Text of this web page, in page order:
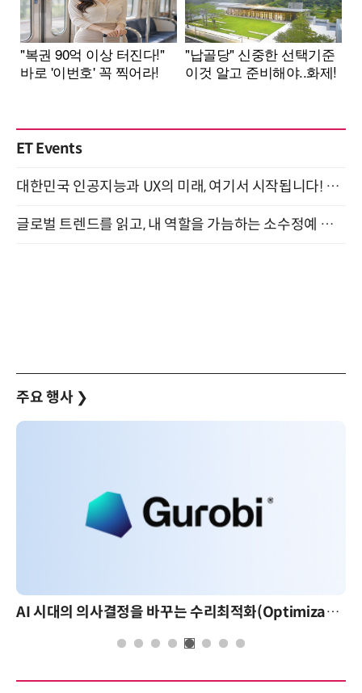
ET Events
대한민국 인공지능과 UX의 미래, 여기서 시작됩니다! UX Korea 2026 - Fall 9월 2일 개최
글로벌 트렌드를 읽고, 내 역할을 가늠하는 소수정예 실습 워크숍 (8/28)
주요 행사 ❯
AI 시대의 의사결정을 바꾸는 수리최적화(Optimization): 실제 산업 적용 사례와 활용 전략